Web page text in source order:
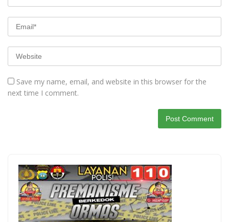
Save my name, email, and website in this browser for the
next time I comment.